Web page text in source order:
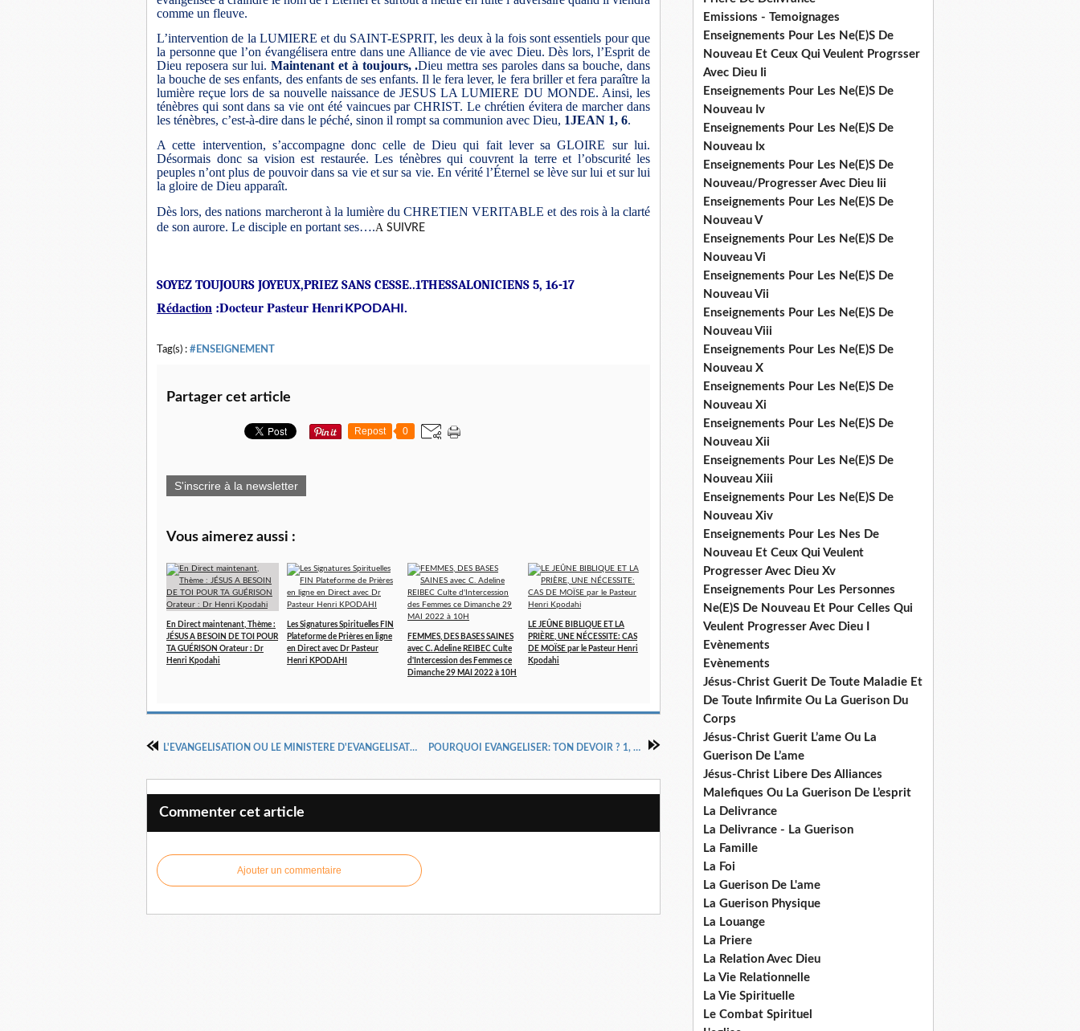
comme un fleuve.
L’intervention de la LUMIERE et du SAINT-ESPRIT, les deux à la fois sont essentiels pour que
la personne que l’on évangélisera entre dans une Alliance de vie avec Dieu. Dès lors, l’Esprit de
Dieu reposera sur lui.Maintenant et à toujours, .Dieu mettra ses paroles dans sa bouche, dans
la bouche de ses enfants, des enfants de ses enfants. Il le fera lever, le fera briller et fera paraître la
lumière reçue lors de sa nouvelle naissance de JESUS LA LUMIERE DU MONDE. Ainsi, les
ténèbres qui sont dans sa vie ont été vaincues par CHRIST. Le chrétien évitera de marcher dans
les ténèbres, c’est-à-dire dans le péché, sinon il rompt sa communion avec Dieu, 1JEAN 1, 6.
A cette intervention, s’accompagne donc celle de Dieu qui fait lever sa GLOIRE sur lui.
Désormais donc sa vision est restaurée. Les ténèbres qui couvrent la terre et l’obscurité les
peuples n’ont plus de pouvoir dans sa vie et sur sa vie. En vérité l’Éternel se lève sur lui et sur lui
la gloire de Dieu apparaît.
Dès lors, des nations marcheront à la lumière du CHRETIEN VERITABLE et des rois à la clarté
de son aurore. Le disciple en portant ses….A SUIVRE
SOYEZ TOUJOURS JOYEUX,PRIEZ SANS CESSE..1THESSALONICIENS 5, 16-17
Rédaction :Docteur Pasteur Henri KPODAHI.
Tag(s) : #ENSEIGNEMENT
Partager cet article
Repost 0
S'inscrire à la newsletter
Vous aimerez aussi :
En Direct maintenant, Thème :
JÉSUS A BESOIN DE TOI POUR
TA GUÉRISON Orateur : Dr
Henri Kpodahi
Les Signatures Spirituelles FIN
Plateforme de Prières en ligne
en Direct avec Dr Pasteur
Henri KPODAHI
FEMMES, DES BASES SAINES
avec C. Adeline REIBEC Culte
d'Intercession des Femmes ce
Dimanche 29 MAI 2022 à 10H
LE JEÛNE BIBLIQUE ET LA
PRIÈRE, UNE NÉCESSITE: CAS
DE MOÏSE par le Pasteur Henri
Kpodahi
L'EVANGELISATION OU LE MINISTERE D'EVANGELISATION 8, DOCTEUR HENRI KPODAHI POURQUOI EVANGELISER: TON DEVOIR ? 1, DR PASTEUR HENRI KPODAHI
Commenter cet article
Ajouter un commentaire
Emissions - Temoignages
Enseignements Pour Les Ne(E)S De
Nouveau Et Ceux Qui Veulent Progrsser
Avec Dieu Ii
Enseignements Pour Les Ne(E)S De
Nouveau Iv
Enseignements Pour Les Ne(E)S De
Nouveau Ix
Enseignements Pour Les Ne(E)S De
Nouveau/Progresser Avec Dieu Iii
Enseignements Pour Les Ne(E)S De
Nouveau V
Enseignements Pour Les Ne(E)S De
Nouveau Vi
Enseignements Pour Les Ne(E)S De
Nouveau Vii
Enseignements Pour Les Ne(E)S De
Nouveau Viii
Enseignements Pour Les Ne(E)S De
Nouveau X
Enseignements Pour Les Ne(E)S De
Nouveau Xi
Enseignements Pour Les Ne(E)S De
Nouveau Xii
Enseignements Pour Les Ne(E)S De
Nouveau Xiii
Enseignements Pour Les Ne(E)S De
Nouveau Xiv
Enseignements Pour Les Nes De
Nouveau Et Ceux Qui Veulent
Progresser Avec Dieu Xv
Enseignements Pour Les Personnes
Ne(E)S De Nouveau Et Pour Celles Qui
Veulent Progresser Avec Dieu I
Evènements
Evènements
Jésus-Christ Guerit De Toute Maladie Et
De Toute Infirmite Ou La Guerison Du
Corps
Jésus-Christ Guerit L’ame Ou La
Guerison De L’ame
Jésus-Christ Libere Des Alliances
Malefiques Ou La Guerison De L’esprit
La Delivrance
La Delivrance - La Guerison
La Famille
La Foi
La Guerison De L'ame
La Guerison Physique
La Louange
La Priere
La Relation Avec Dieu
La Vie Relationnelle
La Vie Spirituelle
Le Combat Spirituel